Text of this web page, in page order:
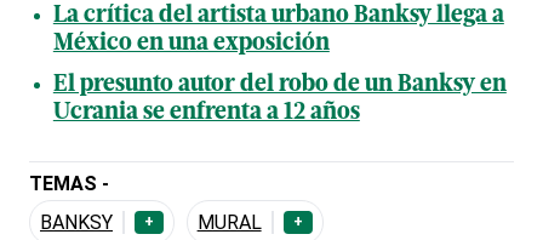
La crítica del artista urbano Banksy llega a
México en una exposición
El presunto autor del robo de un Banksy en
Ucrania se enfrenta a 12 años
TEMAS -
BANKSY
+ MURAL +